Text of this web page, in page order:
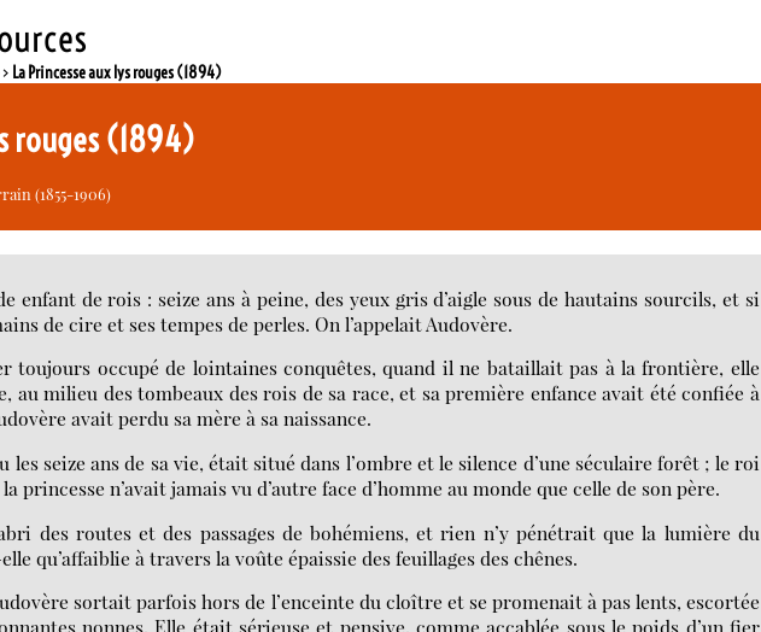
> La Princesse aux lys rouges (1894)
rouges (1894)
(1855-1906)
enfant de rois : seize ans à peine, des yeux gris d’aigle sous de hautains sourcils, et si
de cire et ses tempes de perles. On l’appelait Audovère.
toujours occupé de lointaines conquêtes, quand il ne bataillait pas à la frontière, elle
au milieu des tombeaux des rois de sa race, et sa première enfance avait été confiée à
avait perdu sa mère à sa naissance.
seize ans de sa vie, était situé dans l’ombre et le silence d’une séculaire forêt ; le roi
princesse n’avait jamais vu d’autre face d’homme au monde que celle de son père.
des routes et des passages de bohémiens, et rien n’y pénétrait que la lumière du
qu’affaiblie à travers la voûte épaissie des feuillages des chênes.
sortait parfois hors de l’enceinte du cloître et se promenait à pas lents, escortée
nonnes. Elle était sérieuse et pensive, comme accablée sous le poids d’un fier